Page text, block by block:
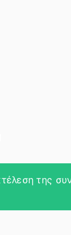
της